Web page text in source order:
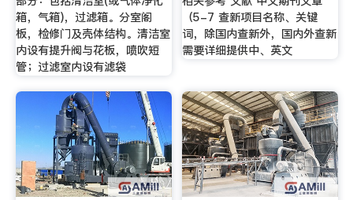
箱，气箱)，过滤箱。分室阁
板，检修门及壳体结构。清洁室
内设有提升阀与花板，喷吹短
管；过滤室内设有滤袋
（5-7 查新项目名称、关键
词，除国内查新外，国内外查新
需要详细提供中、英文